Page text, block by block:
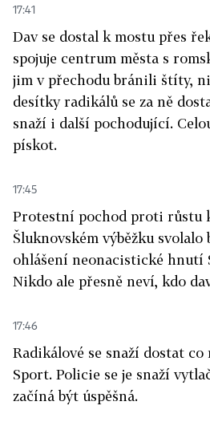
17:41
Dav se dostal k mostu přes
spojuje centrum města s
jim v přechodu bránili štíty,
desítky radikálů se za ně
snaží i další pochodující.
pískot.
17:45
Protestní pochod proti růstu
Šluknovském výběžku
ohlášení neonacistické hnutí
Nikdo ale přesně neví, kdo
17:46
Radikálové se snaží dostat co
Sport. Policie se je snaží
začíná být úspěšná.